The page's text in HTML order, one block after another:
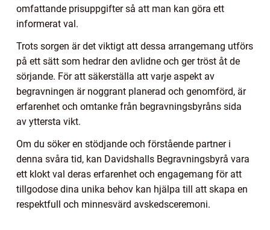
omfattande prisuppgifter så att man kan göra ett
informerat val.
Trots sorgen är det viktigt att dessa arrangemang utförs
på ett sätt som hedrar den avlidne och ger tröst åt de
sörjande. För att säkerställa att varje aspekt av
begravningen är noggrant planerad och genomförd, är
erfarenhet och omtanke från begravningsbyråns sida
av yttersta vikt.
Om du söker en stödjande och förstående partner i
denna svåra tid, kan Davidshalls Begravningsbyrå vara
ett klokt val deras erfarenhet och engagemang för att
tillgodose dina unika behov kan hjälpa till att skapa en
respektfull och minnesvärd avskedsceremoni.